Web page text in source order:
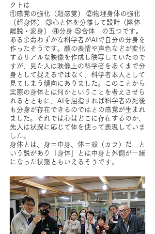
クトは
①感覚の強化（超感覚） ②物理身体の強化
（超身体） ③心と体を分離して設計（幽体
離脱・変身） ④分身 ⑤合体 の五つです。
ある余命わずかな科学者がAIで自分の分身を
作ったそうです。顔の表情や声色などが変化
するリアルな映像を作成し映写していたので
すが、見た人は映像上の科学者をあくまで分
身として捉えるではなく、科学者本人として
見てしまう傾向にありました。このことから
実際の身体とは何かということを考えさせら
れるとともに、AIを屈指すれば科学者の死後
も分身が存在できるのではとの感覚が生まれ
ました。それでは心はどこに存在するのか、
先人は状況に応じて体を使って表現していま
した。
身体とは、身＝中身、体＝殻（カラ）だ と
いう説があり「身体」とは中身と外側が一緒
になった状態ともいえるそうです。